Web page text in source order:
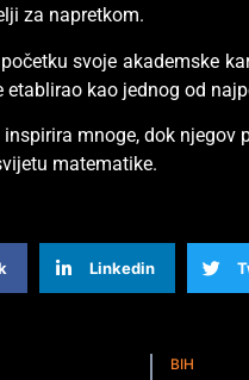
za napretkom.
svoje akademske
etablirao kao jednog od
inspirira mnoge, dok
matematike.
Linkedin
BIH